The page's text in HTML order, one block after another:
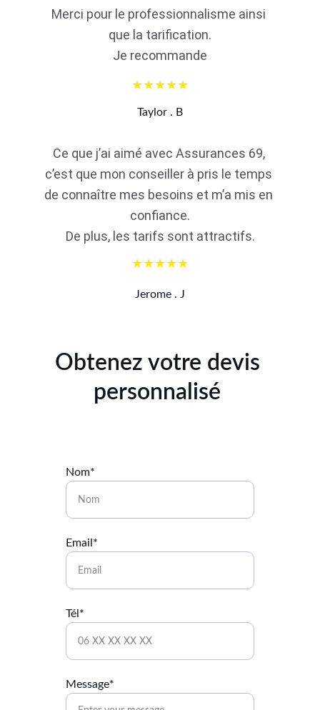
★★★★★
★★★★★
Merci pour le professionnalisme ainsi
que la tarification.
Je recommande
Ce que j’ai aimé avec Assurances 69,
c’est que mon conseiller à pris le temps
de connaître mes besoins et m’a mis en
confiance.
De plus, les tarifs sont attractifs.
Taylor . B
Jerome . J
Obtenez votre devis
personnalisé
Nom*
Email*
Tél*
Message*